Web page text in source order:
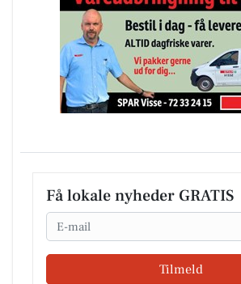
Få lokale nyheder GRATIS
Email
Tilmeld